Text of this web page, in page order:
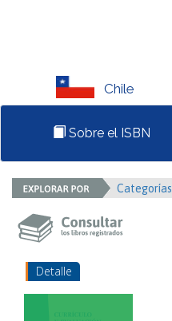
Chile
Sobre el ISBN
Categorías
Detalle